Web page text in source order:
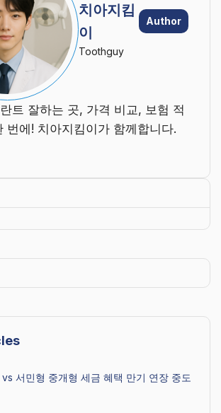
치아지킴
이
Author
Toothguy
트 잘하는 곳, 가격 비교, 보험 적
번에! 치아지킴이가 함께합니다.
서민형 중개형 세금 혜택 만기 연장 중도